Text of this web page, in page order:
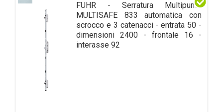
FUHR - Serratura Multipunto
MULTISAFE 833 automatica con
scrocco e 3 catenacci - entrata 50 -
dimensioni 2400 - frontale 16 -
interasse 92